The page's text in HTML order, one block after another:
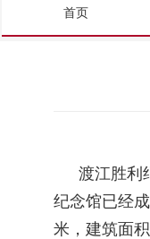
首页
渡江胜利
纪念馆已经
米，建筑面